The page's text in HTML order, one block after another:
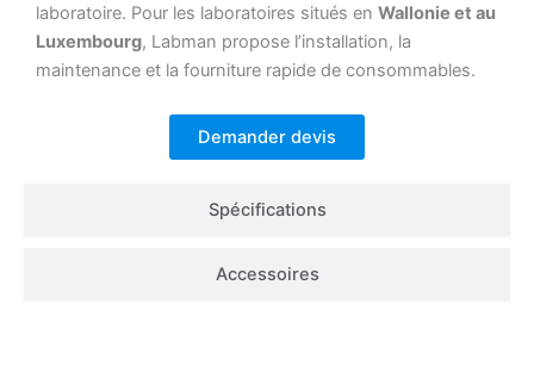
Spécifications
Accessoires
laboratoire. Pour les laboratoires situés en Wallonie et au
Luxembourg, Labman propose l’installation, la
maintenance et la fourniture rapide de consommables.
Demander devis